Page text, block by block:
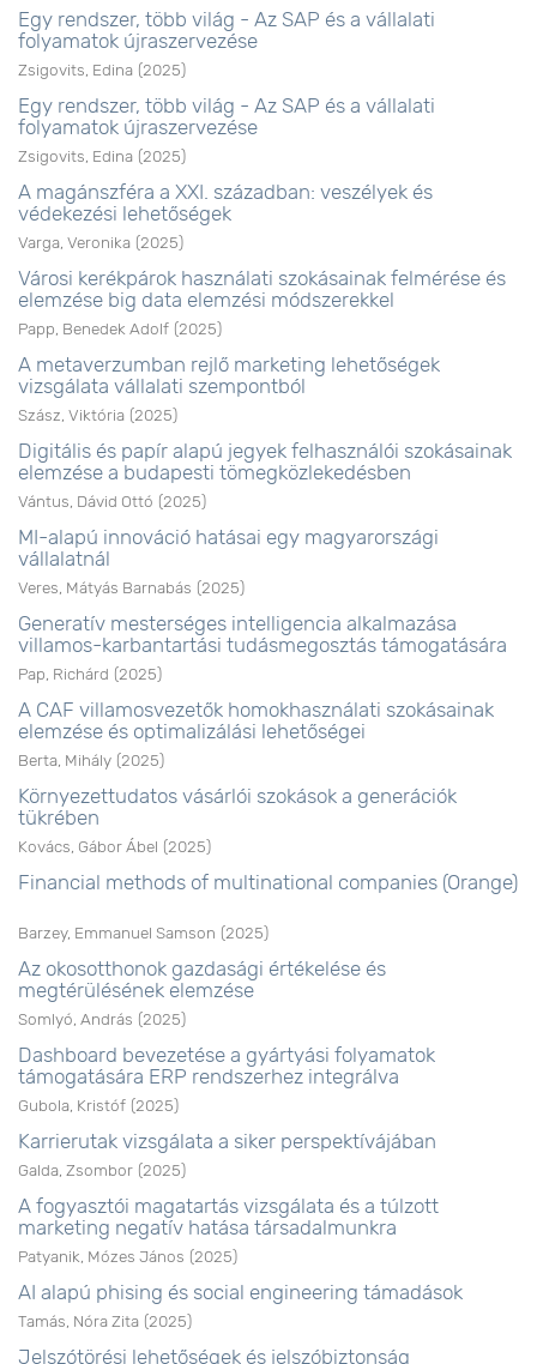
Egy rendszer, több világ - Az SAP és a vállalati
folyamatok újraszervezése
Zsigovits, Edina (2025)
Egy rendszer, több világ - Az SAP és a vállalati
folyamatok újraszervezése
Zsigovits, Edina (2025)
A magánszféra a XXI. században: veszélyek és
védekezési lehetőségek
Varga, Veronika (2025)
Városi kerékpárok használati szokásainak felmérése és
elemzése big data elemzési módszerekkel
Papp, Benedek Adolf (2025)
A metaverzumban rejlő marketing lehetőségek
vizsgálata vállalati szempontból
Szász, Viktória (2025)
Digitális és papír alapú jegyek felhasználói szokásainak
elemzése a budapesti tömegközlekedésben
Vántus, Dávid Ottó (2025)
MI-alapú innováció hatásai egy magyarországi
vállalatnál
Veres, Mátyás Barnabás (2025)
Generatív mesterséges intelligencia alkalmazása
villamos-karbantartási tudásmegosztás támogatására
Pap, Richárd (2025)
A CAF villamosvezetők homokhasználati szokásainak
elemzése és optimalizálási lehetőségei
Berta, Mihály (2025)
Környezettudatos vásárlói szokások a generációk
tükrében
Kovács, Gábor Ábel (2025)
Financial methods of multinational companies (Orange)
Barzey, Emmanuel Samson (2025)
Az okosotthonok gazdasági értékelése és
megtérülésének elemzése
Somlyó, András (2025)
Dashboard bevezetése a gyártyási folyamatok
támogatására ERP rendszerhez integrálva
Gubola, Kristóf (2025)
Karrierutak vizsgálata a siker perspektívájában
Galda, Zsombor (2025)
A fogyasztói magatartás vizsgálata és a túlzott
marketing negatív hatása társadalmunkra
Patyanik, Mózes János (2025)
AI alapú phising és social engineering támadások
Tamás, Nóra Zita (2025)
Jelszótörési lehetőségek és jelszóbiztonság